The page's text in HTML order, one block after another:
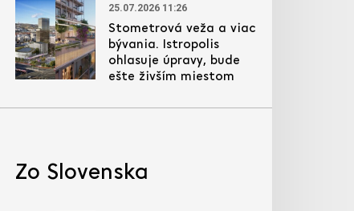
25.07.2026 11:26
Stometrová veža a viac
bývania. Istropolis
ohlasuje úpravy, bude
ešte živším miestom
Zo Slovenska